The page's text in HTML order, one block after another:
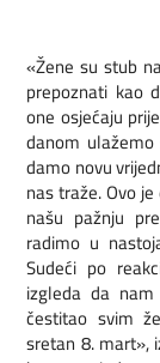
«Žene su stub
prepoznati kao
one osjećaju
danom
damo novu
nas traže. Ovo
našu pažnju
radimo u
Sudeći po
izgleda da
čestitao svim
sretan 8. mart»,